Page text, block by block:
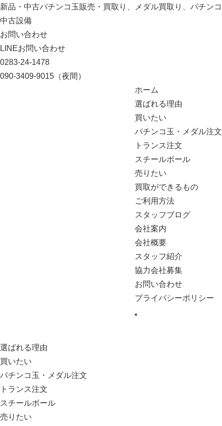
新品・中古パチンコ玉販売・買取り、メダル買取り、パチンコ
中古設備
お問い合わせ
LINEお問い合わせ
0283-24-1478
090-3409-9015 （夜間）
ホーム
選ばれる理由
買いたい
パチンコ玉・メダル注文
トランス注文
スチールボール
売りたい
買取ができるもの
ご利用方法
スタッフブログ
会社案内
会社概要
スタッフ紹介
協力会社募集
お問い合わせ
プライバシーポリシー
選ばれる理由
買いたい
パチンコ玉・メダル注文
トランス注文
スチールボール
売りたい